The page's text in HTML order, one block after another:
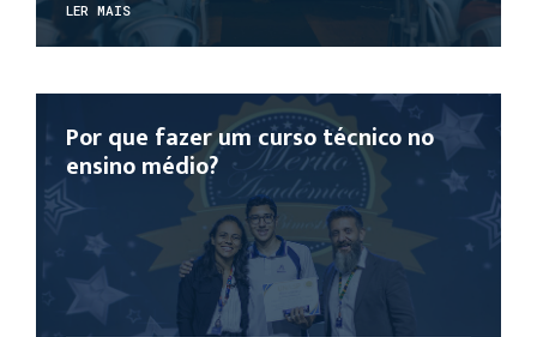
LER MAIS
Por que fazer um curso técnico no
ensino médio?